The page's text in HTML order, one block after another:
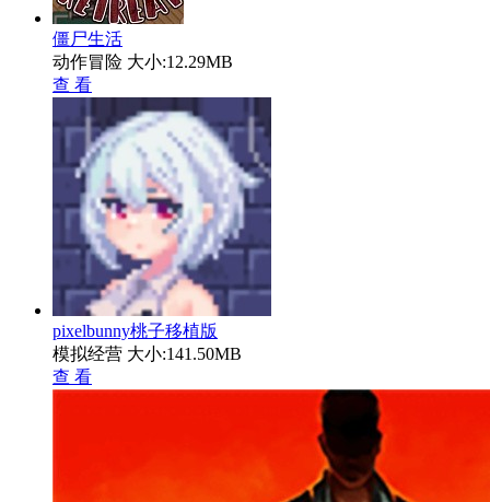
僵尸生活
动作冒险 大小:12.29MB
查 看
pixelbunny桃子移植版
模拟经营 大小:141.50MB
查 看